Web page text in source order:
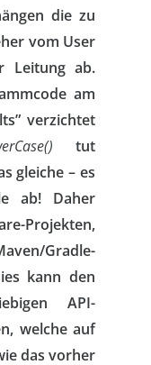
die zu
vom User
Leitung ab.
am
verzichtet
tut
gleiche – es
ab! Daher
Projekten,
Gradle-
kann den
API-
welche auf
das vorher